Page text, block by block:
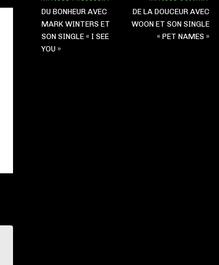
DU BONHEUR AVEC
MARK WINTERS ET
SON SINGLE « I SEE
YOU »
DE LA DOUCEUR AVEC
WOON ET SON SINGLE
« PET NAMES »